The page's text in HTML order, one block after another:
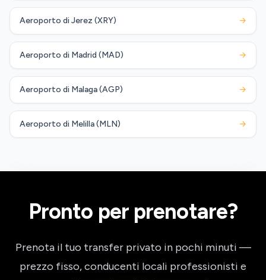
Aeroporto di Jerez (XRY) →
Aeroporto di Madrid (MAD) →
Aeroporto di Malaga (AGP) →
Aeroporto di Melilla (MLN) →
Pronto per prenotare?
Prenota il tuo transfer privato in pochi minuti —
prezzo fisso, conducenti locali professionisti e